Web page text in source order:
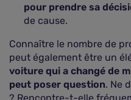
pour prendre sa
de cause.
Connaître le nombre de
peut également être un
voiture qui a changé de
peut poser question. Ne